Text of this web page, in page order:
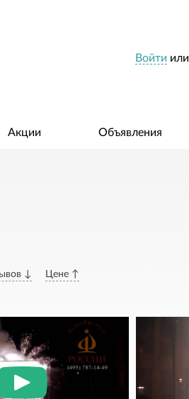
Войти или
Акции Объявления
↓ Цене ↑